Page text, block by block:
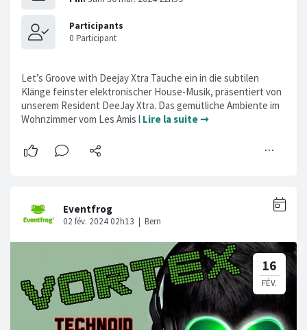
Let’s Groove with Deejay Xtra Tauche ein in die subtilen
Klänge feinster elektronischer House-Musik, präsentiert von
unserem Resident DeeJay Xtra. Das gemütliche Ambiente im
Wohnzimmer vom Les Amis l Lire la suite ➞